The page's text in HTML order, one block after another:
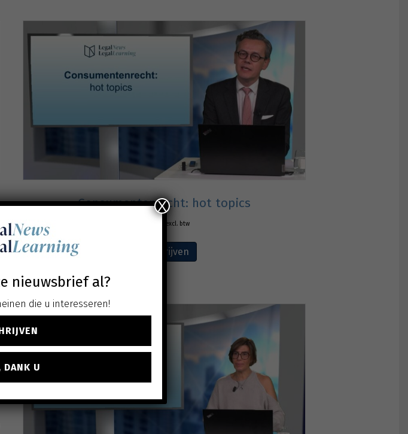
Consumentenrecht: hot topics
excl. btw
Inschrijven
nieuwsbrief al?
die u interesseren!
DANK U
X